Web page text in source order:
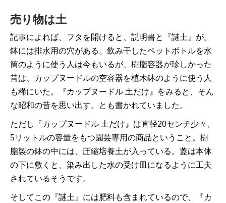
売り物は土
記事によれば、フタを開けると、説明書と『謎土』が。
鉢には排水用の穴がある。飲み干したペットボトルを水
筒のように使う人は今もいるが、樹脂容器が珍しかった
昔は、カップヌードルの空容器を植木鉢のように使う人
も稀にいた。『カップヌードル 土だけ』をみると、そん
な昭和の昔を思い出す。とも書かれていました。
ただし『カップヌードル 土だけ』は直径20センチ少々、
5リットルの容量をもつ園芸専用の商品ということ。樹
脂製の鉢の中には、圧縮培養土が入っている。蓋は本体
の下に敷くと、染み出した水の受け皿になるように工夫
されているそうです。
そしてこの『謎土』には肥料も含まれているので、『カ